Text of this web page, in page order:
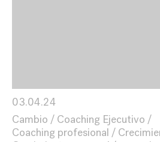
03.04.24
Cambio
Coaching Ejecutivo
Coaching profesional